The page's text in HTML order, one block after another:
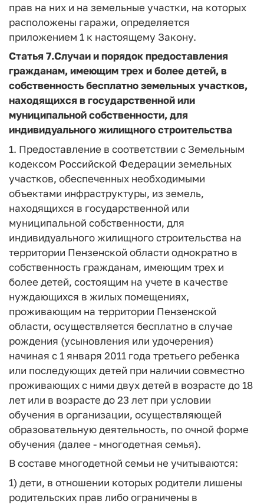
прав на них и на земельные участки, на которых
расположены гаражи, определяется
приложением 1 к настоящему Закону.
Статья 7.Случаи и порядок предоставления
гражданам, имеющим трех и более детей, в
собственность бесплатно земельных участков,
находящихся в государственной или
муниципальной собственности, для
индивидуального жилищного строительства
1. Предоставление в соответствии с Земельным
кодексом Российской Федерации земельных
участков, обеспеченных необходимыми
объектами инфраструктуры, из земель,
находящихся в государственной или
муниципальной собственности, для
индивидуального жилищного строительства на
территории Пензенской области однократно в
собственность гражданам, имеющим трех и
более детей, состоящим на учете в качестве
нуждающихся в жилых помещениях,
проживающим на территории Пензенской
области, осуществляется бесплатно в случае
рождения (усыновления или удочерения)
начиная с 1 января 2011 года третьего ребенка
или последующих детей при наличии совместно
проживающих с ними двух детей в возрасте до 18
лет или в возрасте до 23 лет при условии
обучения в организации, осуществляющей
образовательную деятельность, по очной форме
обучения (далее - многодетная семья).
В составе многодетной семьи не учитываются:
1) дети, в отношении которых родители лишены
родительских прав либо ограничены в